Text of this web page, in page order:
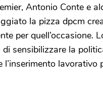
Antonio Conte e
la pizza dpcm
per quell’occasione.
sensibilizzare la
l’inserimento lavorativo